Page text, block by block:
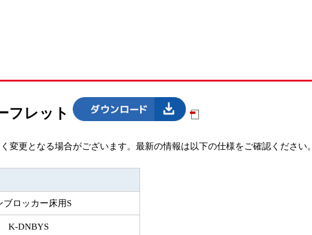
フレット
変更となる場合がございます。最新の情報は以下の仕様をご確認ください。
ブロッカー床用S
K-DNBYS